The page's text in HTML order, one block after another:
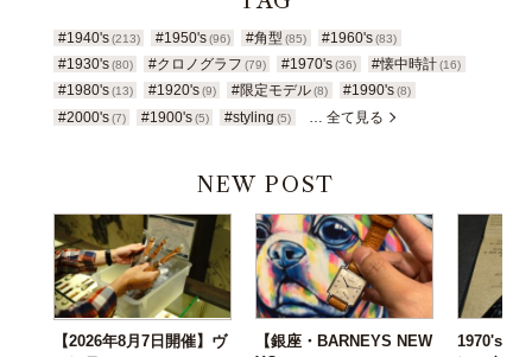
#1940's (213) #1950's(96) #角型 (85) #1960's (83)
#1930's (80) #クロノグラフ (79) #1970's(36) #懐中時計 (16)
#1980's (13) #1920's(9) #限定モデル(8) #1990's (8)
#2000's (7) #1900's(5) #styling (5) … 全て見る
NEW POST
【2026年8月7日開催】ヴ
【銀座・BARNEYS NEW
1970's ヴ